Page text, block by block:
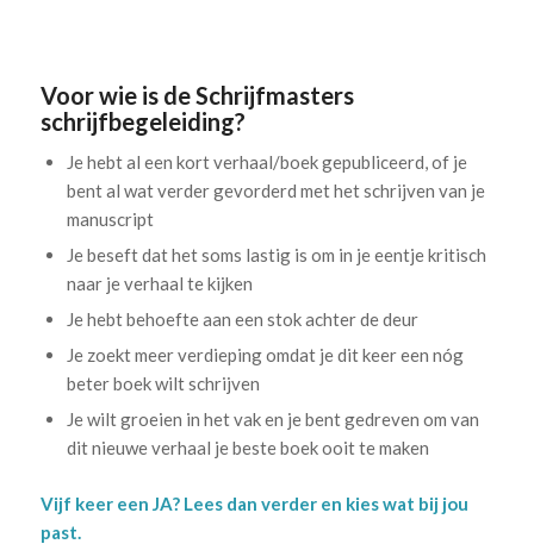
Voor wie is de Schrijfmasters
schrijfbegeleiding?
Je hebt al een kort verhaal/boek gepubliceerd, of je
bent al wat verder gevorderd met het schrijven van je
manuscript
Je beseft dat het soms lastig is om in je eentje kritisch
naar je verhaal te kijken
Je hebt behoefte aan een stok achter de deur
Je zoekt meer verdieping omdat je dit keer een nóg
beter boek wilt schrijven
Je wilt groeien in het vak en je bent gedreven om van
dit nieuwe verhaal je beste boek ooit te maken
Vijf keer een JA? Lees dan verder en kies wat bij jou
past.